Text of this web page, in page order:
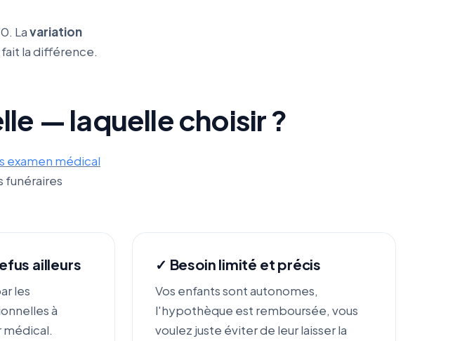
Lavariation
la différence.
— laquelle choisir ?
examen médical
funéraires
ailleurs
les
à
médical.
✓ Besoin limité et précis
Vos enfants sont autonomes,
l'hypothèque est remboursée, vous
voulez juste éviter de leur laisser la